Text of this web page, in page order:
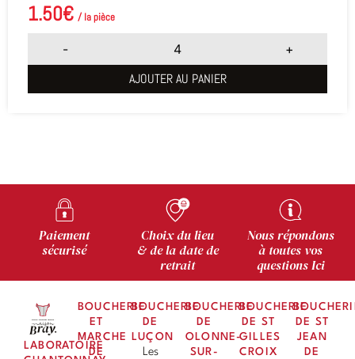
1.50€ / la pièce
- +
AJOUTER AU PANIER
Paiement
sécurisé
Choix du lieu
& de la date de
retrait
Nous répondons
à toutes vos
questions Ici
LABORATOIRE
BOUCHERIE
ET
MARCHE
DE
BOUCHERIE
DE
LUÇON
Les
BOUCHERIE
DE
OLONNE-
SUR-
BOUCHERIE
DE ST
GILLES
CROIX
DE ST
JEAN
DE